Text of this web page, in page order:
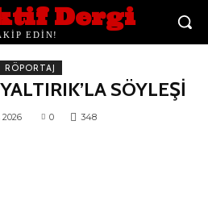
Dergi
EDİN!
RÖPORTAJ
SÖYLEŞİ
2026 0 348